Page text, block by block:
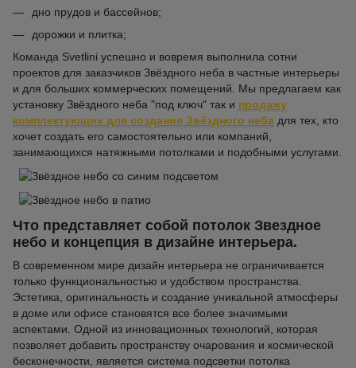
дно прудов и бассейнов;
дорожки и плитка;
Команда Svetlini успешно и вовремя выполнила сотни
проектов для заказчиков Звёздного неба в частные интерьеры
и для больших коммерческих помещений. Мы предлагаем как
установку Звёздного неба "под ключ" так и продажу
комплектующих для создания Звёздного неба для тех, кто
хочет создать его самостоятельно или компаний,
занимающихся натяжными потолками и подобными услугами.
Что представляет собой потолок Звездное
небо и концепция в дизайне интерьера.
В современном мире дизайн интерьера не ограничивается
только функциональностью и удобством пространства.
Эстетика, оригинальность и создание уникальной атмосферы
в доме или офисе становятся все более значимыми
аспектами. Одной из инновационных технологий, которая
позволяет добавить пространству очарования и космической
бесконечности, является система подсветки потолка